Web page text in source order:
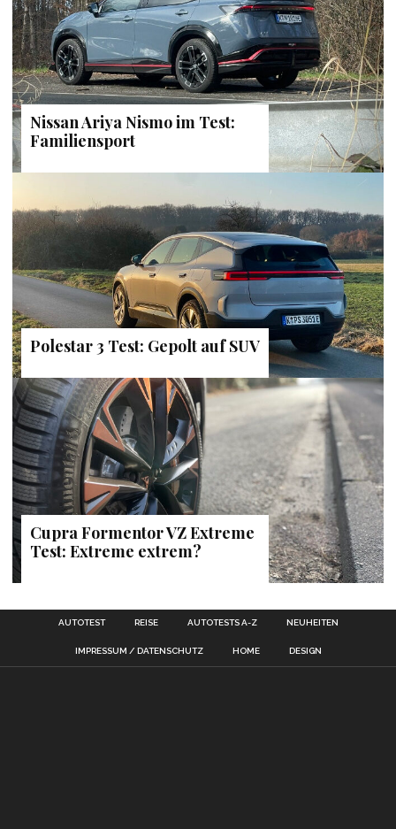
Nissan Ariya Nismo im Test:
Familiensport
Polestar 3 Test: Gepolt auf SUV
Cupra Formentor VZ Extreme
Test: Extreme extrem?
AUTOTEST REISE AUTOTESTS A-Z NEUHEITEN
IMPRESSUM / DATENSCHUTZ HOME DESIGN